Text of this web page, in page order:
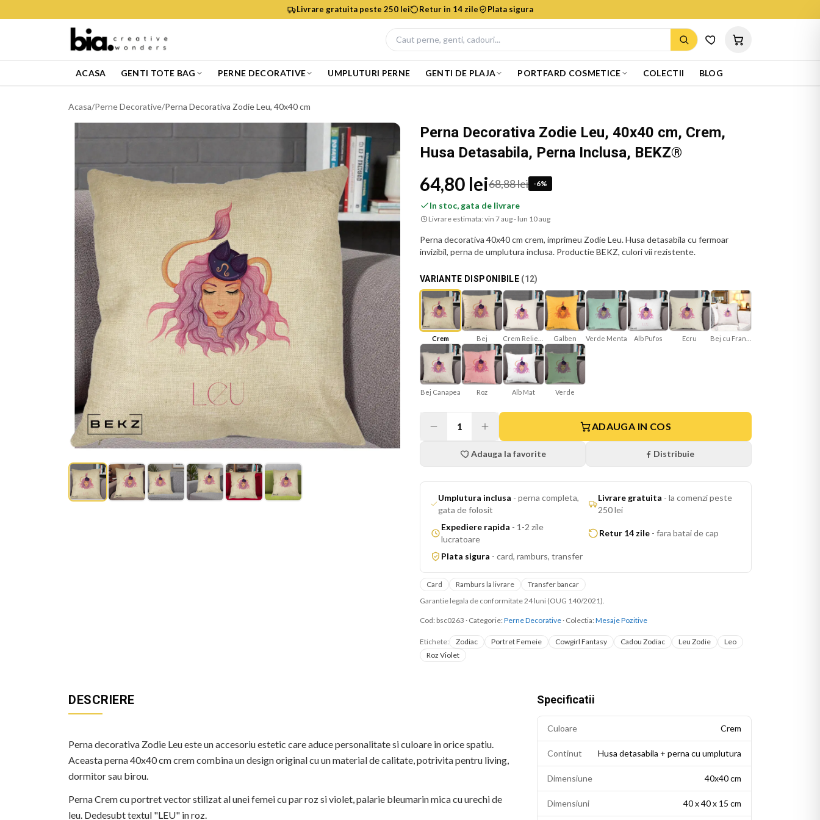
Livrare gratuita peste 250 lei Retur in 14 zile Plata sigura
ACASA GENTI TOTE BAG PERNE DECORATIVE UMPLUTURI PERNE GENTI DE PLAJA PORTFARD COSMETICE COLECTII BLOG
Acasa/Perne Decorative/Perna Decorativa Zodie Leu, 40x40 cm
Perna Decorativa Zodie Leu, 40x40 cm, Crem,
Husa Detasabila, Perna Inclusa, BEKZ®
64,80 lei68,88 lei -6%
In stoc, gata de livrare
Livrare estimata: vin 7 aug - lun 10 aug
Perna decorativa 40x40 cm crem, imprimeu Zodie Leu. Husa detasabila cu fermoar
invizibil, perna de umplutura inclusa. Productie BEKZ, culori vii rezistente.
VARIANTE DISPONIBILE (12)
Crem Bej Galben Verde Menta Alb Pufos Ecru
Bej Canapea Roz Alb Mat Verde
1 ADAUGA IN COS
Adauga la favorite Distribuie
Umplutura inclusa -perna completa,
gata de folosit
Livrare gratuita -la comenzi peste
250 lei
Expediere rapida - 1-2 zile
lucratoare
Retur 14 zile - fara batai de cap
Plata sigura - card, ramburs, transfer
Card Ramburs la livrare
Transfer bancar
Garantie legala de conformitate 24 luni (OUG 140/2021).
Cod: bsc0263 · Categorie: Perne Decorative · Colectia: Mesaje Pozitive
Etichete: Zodiac Portret Femeie Cowgirl Fantasy Cadou Zodiac Leu Zodie
Leo
Roz Violet
DESCRIERE
Perna decorativa Zodie Leu este un accesoriu estetic care aduce personalitate si culoare in orice spatiu.
Aceasta perna 40x40 cm crem combina un design original cu un material de calitate, potrivita pentru living,
dormitor sau birou.
Perna Crem cu portret vector stilizat al unei femei cu par roz si violet, palarie bleumarin mica cu urechi de
leu. Dedesubt textul "LEU" in roz.
Specificatii
Culoare Crem
Continut Husa detasabila + perna cu umplutura
Dimensiune 40x40 cm
Dimensiuni 40 x 40 x 15 cm